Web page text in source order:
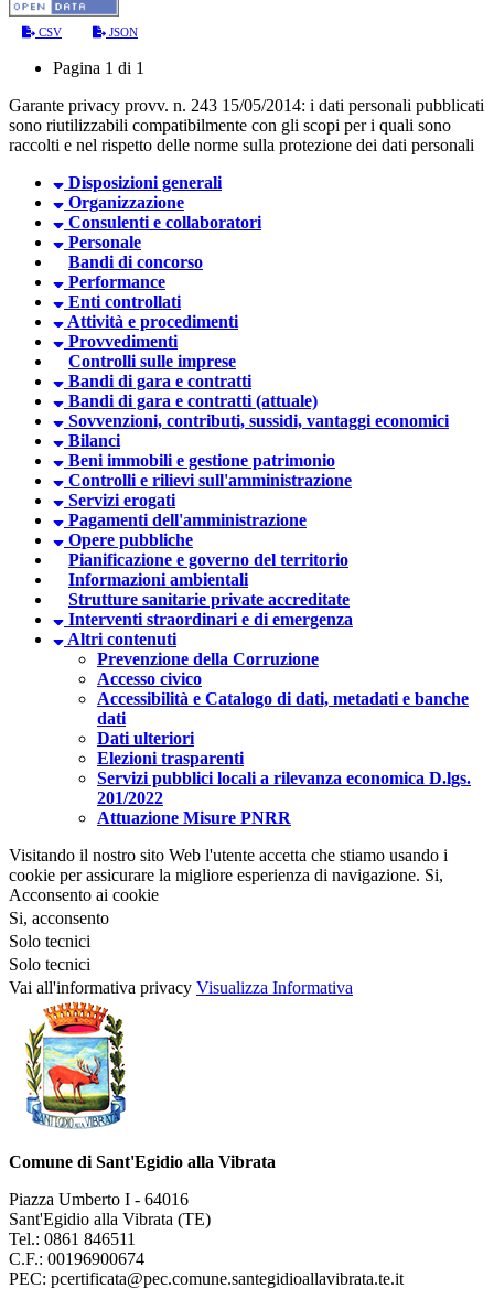
CSV JSON
Pagina 1 di 1
Garante privacy provv. n. 243 15/05/2014: i dati personali pubblicati
sono riutilizzabili compatibilmente con gli scopi per i quali sono
raccolti e nel rispetto delle norme sulla protezione dei dati personali
Disposizioni generali
Organizzazione
Consulenti e collaboratori
Personale
Bandi di concorso
Performance
Enti controllati
Attività e procedimenti
Provvedimenti
Controlli sulle imprese
Bandi di gara e contratti
Bandi di gara e contratti (attuale)
Sovvenzioni, contributi, sussidi, vantaggi economici
Bilanci
Beni immobili e gestione patrimonio
Controlli e rilievi sull'amministrazione
Servizi erogati
Pagamenti dell'amministrazione
Opere pubbliche
Pianificazione e governo del territorio
Informazioni ambientali
Strutture sanitarie private accreditate
Interventi straordinari e di emergenza
Altri contenuti
Prevenzione della Corruzione
Accesso civico
Accessibilità e Catalogo di dati, metadati e banche
dati
Dati ulteriori
Elezioni trasparenti
Servizi pubblici locali a rilevanza economica D.lgs.
201/2022
Attuazione Misure PNRR
Visitando il nostro sito Web l'utente accetta che stiamo usando i
cookie per assicurare la migliore esperienza di navigazione. Si,
Acconsento ai cookie
Si, acconsento
Solo tecnici
Solo tecnici
Vai all'informativa privacy Visualizza Informativa
Comune di Sant'Egidio alla Vibrata
Piazza Umberto I - 64016
Sant'Egidio alla Vibrata (TE)
Tel.: 0861 846511
C.F.: 00196900674
PEC: pcertificata@pec.comune.santegidioallavibrata.te.it